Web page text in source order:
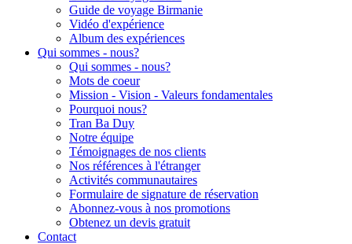
Guide de voyage Birmanie
Vidéo d'expérience
Album des expériences
Qui sommes - nous?
Qui sommes - nous?
Mots de coeur
Mission - Vision - Valeurs fondamentales
Pourquoi nous?
Tran Ba Duy
Notre équipe
Témoignages de nos clients
Nos références à l'étranger
Activités communautaires
Formulaire de signature de réservation
Abonnez-vous à nos promotions
Obtenez un devis gratuit
Contact